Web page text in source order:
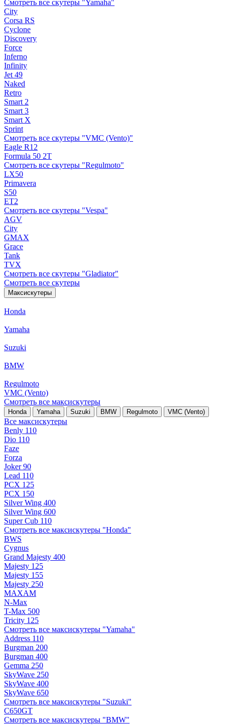
Смотреть все скутеры "Yamaha"
City
Corsa RS
Cyclone
Discovery
Force
Inferno
Infinity
Jet 49
Naked
Retro
Smart 2
Smart 3
Smart X
Sprint
Смотреть все скутеры "VMC (Vento)"
Eagle R12
Formula 50 2Т
Смотреть все скутеры "Regulmoto"
LX50
Primavera
S50
ET2
Смотреть все скутеры "Vespa"
AGV
City
GMAX
Grace
Tank
TVX
Смотреть все скутеры "Gladiator"
Смотреть все скутеры
Максискутеры
Honda
Yamaha
Suzuki
BMW
Regulmoto
VMC (Vento)
Смотреть все максискутеры
Honda Yamaha Suzuki BMW Regulmoto VMC (Vento)
Все максискутеры
Benly 110
Dio 110
Faze
Forza
Joker 90
Lead 110
PCX 125
PCX 150
Silver Wing 400
Silver Wing 600
Super Cub 110
Смотреть все максискутеры "Honda"
BWS
Cygnus
Grand Majesty 400
Majesty 125
Majesty 155
Majesty 250
MAXAM
N-Max
T-Max 500
Tricity 125
Смотреть все максискутеры "Yamaha"
Address 110
Burgman 200
Burgman 400
Gemma 250
SkyWave 250
SkyWave 400
SkyWave 650
Смотреть все максискутеры "Suzuki"
C650GT
Смотреть все максискутеры "BMW"